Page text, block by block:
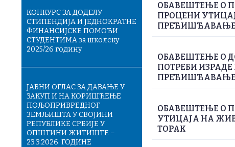
КОНКУРС ЗА ДОДЕЛУ
СТИПЕНДИЈА И ЈЕДНОКРАТНЕ
ФИНАНСИЈСКЕ ПОМОЋИ
СТУДЕНТИМА за школску
2025/26 годину
ЈАВНИ ОГЛАС ЗА ДАВАЊЕ У
ЗАКУП И НА КОРИШЋЕЊЕ
ПОЉОПРИВРЕДНОГ
ЗЕМЉИШТА У СВОЈИНИ
РЕПУБЛИКЕ СРБИЈЕ У
ОПШТИНИ ЖИТИШТЕ –
23.3.2026. ГОДИНЕ
ОБАВЕШТЕЊЕ О
ПРОЦЕНИ
ОБАВЕШТЕЊЕ О
ПОТРЕБИ
ОБАВЕШТЕЊЕ О
УТИЦАЈА НА
ТОРАК